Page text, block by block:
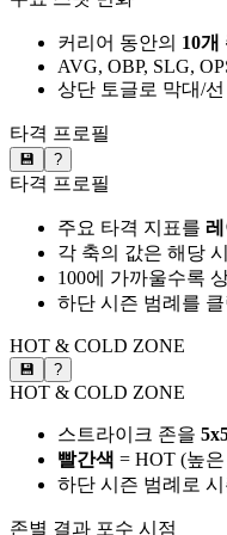
커리어 동안의 10개
AVG, OBP, SLG,
상단 토글로 막대/
타격 프로필
💾 ?
타격 프로필
주요 타격 지표를
각 축의 값은 해당
100에 가까울수록
하단 시즌 범례를
HOT & COLD ZONE
💾 ?
HOT & COLD ZONE
스트라이크 존을
빨간색 = HOT (높
하단 시즌 범례로
존별 결과 포수 시점